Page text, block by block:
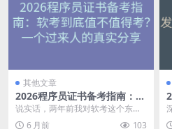
其他文章
2026程序员证书备考指南：软
考到底值不值得考？一个过来
说实话，两年前我对软考这个东西
是嗤之以鼻的。那时候在大厂里写
6 月前 103